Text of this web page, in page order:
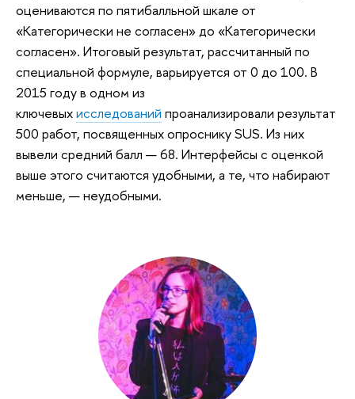
оцениваются по пятибалльной шкале от
«Категорически не согласен» до «Категорически
согласен». Итоговый результат, рассчитанный по
специальной формуле, варьируется от 0 до 100. В
2015 году в одном из
ключевыхисследований проанализировали результат
500 работ, посвященных опроснику SUS. Из них
вывели средний балл — 68. Интерфейсы с оценкой
выше этого считаются удобными, а те, что набирают
меньше, — неудобными.